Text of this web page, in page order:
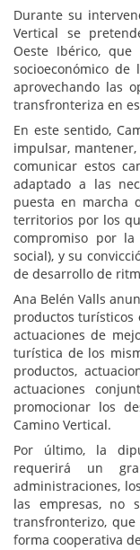
Durante su
Vertical se
Oeste Ibérico,
socioeconómico
aprovechando las
transfronteriza en
En este sentido,
impulsar,
comunicar estos
adaptado a las
puesta en marcha
territorios por los
compromiso por la
social), y su
de desarrollo de
Ana Belén Valls
productos turísticos
actuaciones de
turística de los
productos,
actuaciones
promocionar los
Camino Vertical.
Por último, la
requerirá un
administraciones,
las empresas, no
transfronterizo,
forma cooperativa